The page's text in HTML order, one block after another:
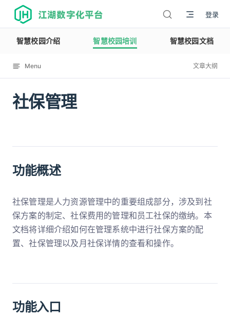
江湖数字化平台 登录
智慧校园介绍 智慧校园培训 智慧校园文档
Menu 文章大纲
社保管理
12113
功能概述
社保管理是人力资源管理中的重要组成部分，涉及到社
保方案的制定、社保费用的管理和员工社保的缴纳。本
文档将详细介绍如何在管理系统中进行社保方案的配
置、社保管理以及月社保详情的查看和操作。
功能入口